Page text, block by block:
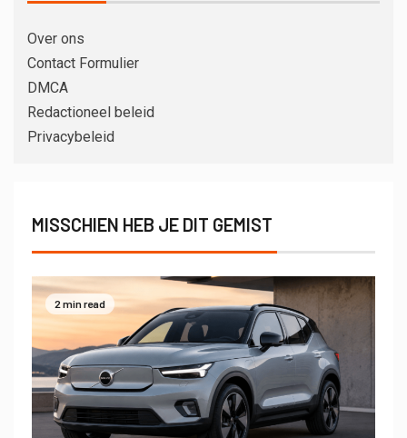
Over ons
Contact Formulier
DMCA
Redactioneel beleid
Privacybeleid
MISSCHIEN HEB JE DIT GEMIST
2 min read